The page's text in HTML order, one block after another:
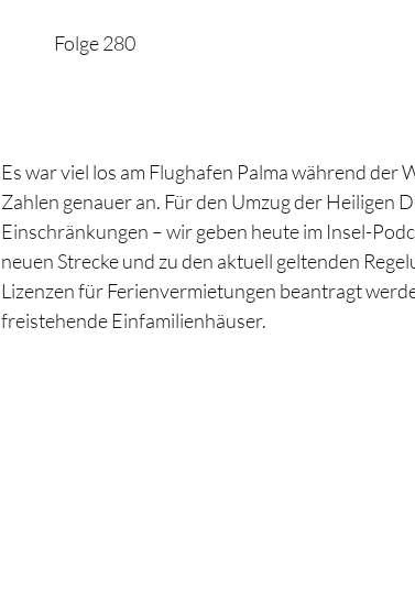
Folge 280
Es war viel los am Flughafen Palma während der
Zahlen genauer an. Für den Umzug der Heiligen
Einschränkungen – wir geben heute im Insel-
neuen Strecke und zu den aktuell geltenden
Lizenzen für Ferienvermietungen beantragt
freistehende Einfamilienhäuser.